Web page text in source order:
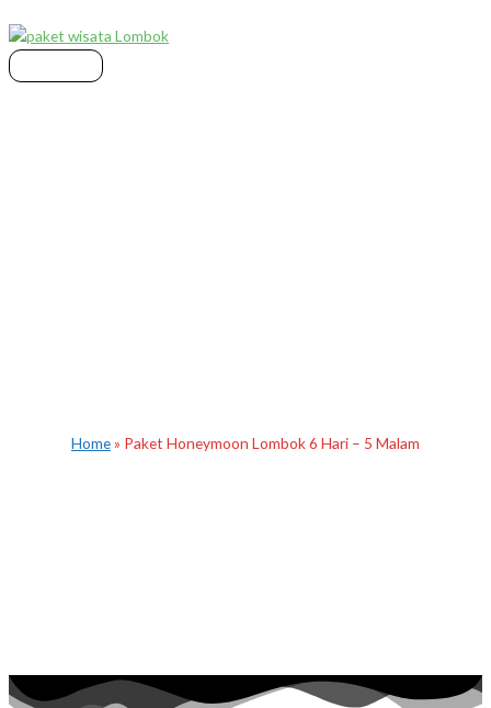
to
content
Menu
Home» Paket Honeymoon Lombok 6 Hari – 5 Malam